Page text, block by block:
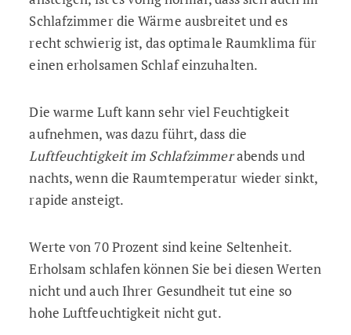
Schlafzimmer die Wärme ausbreitet und es
recht schwierig ist, das optimale Raumklima für
einen erholsamen Schlaf einzuhalten.
Die warme Luft kann sehr viel Feuchtigkeit
aufnehmen, was dazu führt, dass die
Luftfeuchtigkeit im Schlafzimmerabends und
nachts, wenn die Raumtemperatur wieder sinkt,
rapide ansteigt.
Werte von 70 Prozent sind keine Seltenheit.
Erholsam schlafen können Sie bei diesen Werten
nicht und auch Ihrer Gesundheit tut eine so
hohe Luftfeuchtigkeit nicht gut.